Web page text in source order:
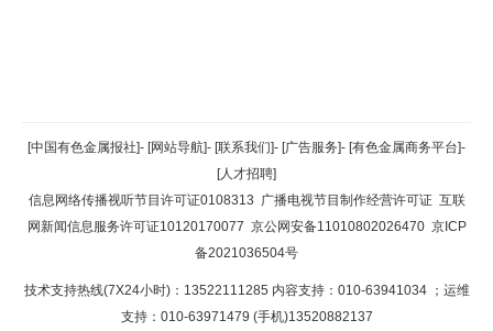
返回顶部
返回首页
[中国有色金属报社]- [网站导航]- [联系我们]- [广告服务]- [有色金属商务平台]-
[人才招聘]
信息网络传播视听节目许可证0108313 广播电视节目制作经营许可证 互联
网新闻信息服务许可证10120170077 京公网安备11010802026470 京ICP
备2021036504号
技术支持热线(7X24小时)：13522111285 内容支持：010-63941034 ；运维
支持：010-63971479 (手机)13520882137